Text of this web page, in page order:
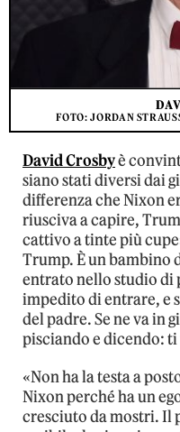
FOTO: JORDAN
David Crosbyè
siano stati diversi dai
differenza che Nixon
riusciva a capire,
cattivo a tinte più
Trump. È un bambino
entrato nello studio di
impedito di entrare, e
del padre. Se ne va in
pisciando e dicendo: ti
«Non ha la testa a
Nixon perché ha un
cresciuto da mostri. Il